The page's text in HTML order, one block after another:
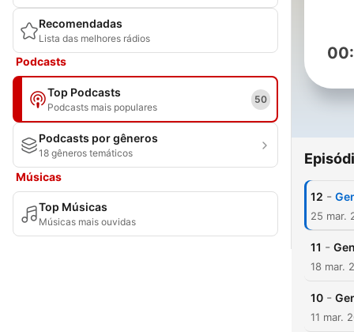
Recomendadas
Lista das melhores rádios
Podcasts
Top Podcasts
Podcasts mais populares
50
Podcasts por gêneros
18 gêneros temáticos
Músicas
Top Músicas
Músicas mais ouvidas
12 -
25 mar.
11 -
18 mar.
10 -
11 mar.